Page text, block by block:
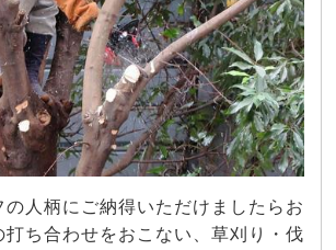
の人柄にご納得いただけましたらお
打ち合わせをおこない、草刈り・伐